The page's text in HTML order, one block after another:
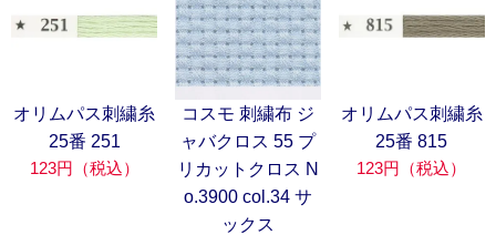
オリムパス刺繍糸
25番 251
123円（税込）
コスモ 刺繍布 ジ
ャバクロス 55 プ
リカットクロス N
o.3900 col.34 サ
ックス
オリムパス刺繍糸
25番 815
123円（税込）